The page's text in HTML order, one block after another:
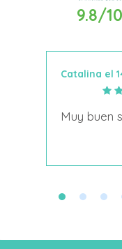
9.8/10
Catalina el
Muy buen